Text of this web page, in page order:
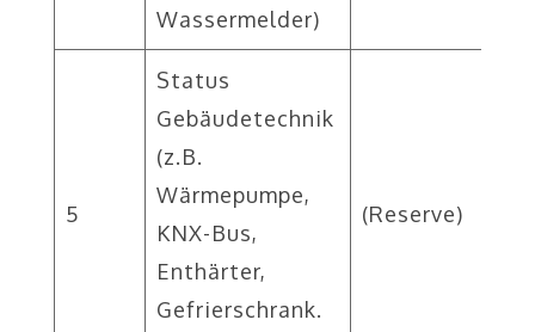
Wassermelder)
5
Status
Gebäudetechnik
(z.B.
Wärmepumpe,
KNX-Bus,
Enthärter,
Gefrierschrank.
(Reserve)